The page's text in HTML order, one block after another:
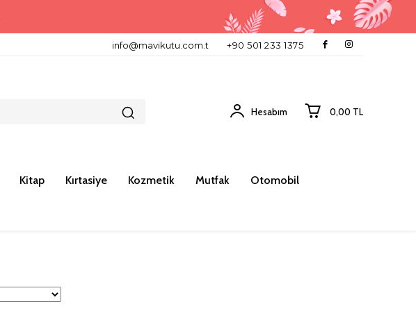
info@mavikutu.com.t +90 501 233 1375
Hesabım 0,00 TL
Kitap Kırtasiye Kozmetik Mutfak Otomobil